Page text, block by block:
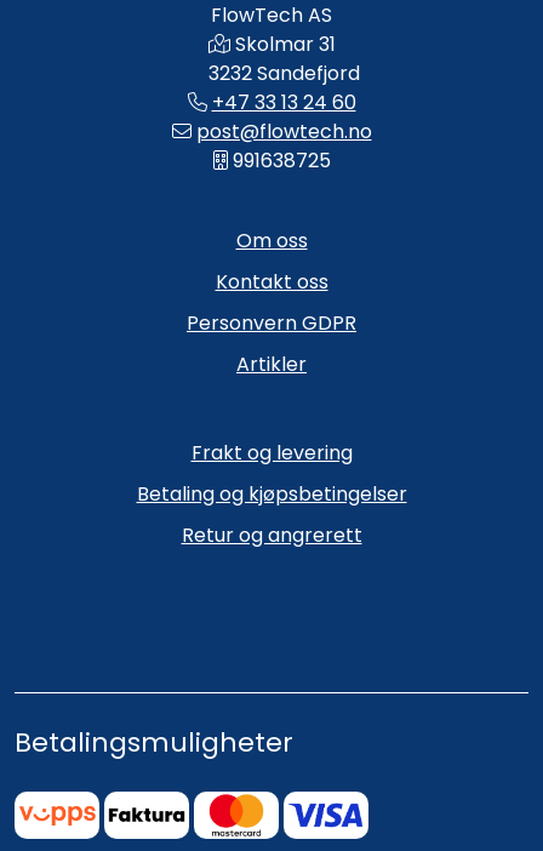
Betalingsmuligheter
FlowTech AS
Skolmar 31
3232 Sandefjord
+47 33 13 24 60
post@flowtech.no
991638725
Om oss
Kontakt oss
Personvern GDPR
Artikler
Frakt og levering
Betaling og kjøpsbetingelser
Retur og angrerett